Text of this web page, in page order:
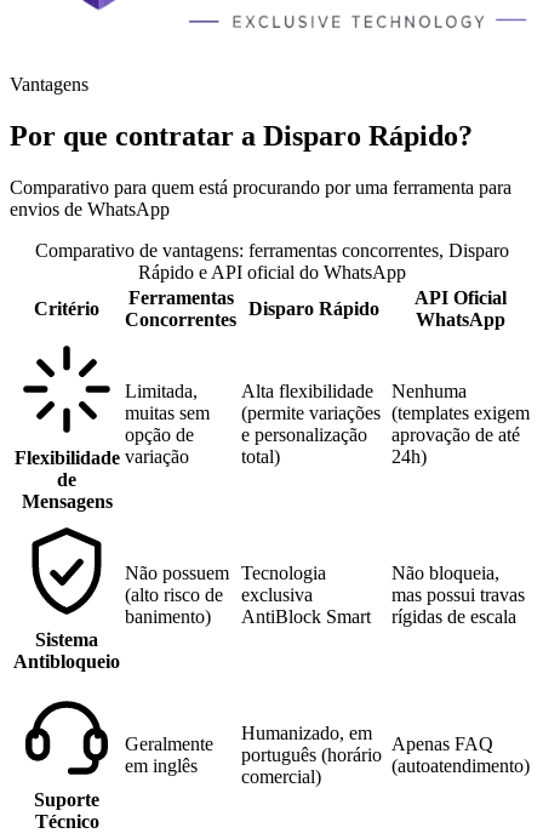
Vantagens
Por que contratar a Disparo Rápido?
Comparativo para quem está procurando por uma ferramenta para
envios de WhatsApp
Comparativo de vantagens: ferramentas concorrentes, Disparo
Rápido e API oficial do WhatsApp
Critério
Ferramentas
Concorrentes
Disparo Rápido
API Oficial
WhatsApp
Flexibilidade
de
Mensagens
Limitada,
muitas sem
opção de
variação
Alta flexibilidade
(permite variações
e personalização
total)
Nenhuma
(templates exigem
aprovação de até
24h)
Sistema
Antibloqueio
Não possuem
(alto risco de
banimento)
Tecnologia
exclusiva
AntiBlock Smart
Não bloqueia,
mas possui travas
rígidas de escala
Suporte
Técnico
Geralmente
em inglês
Humanizado, em
português (horário
comercial)
Apenas FAQ
(autoatendimento)